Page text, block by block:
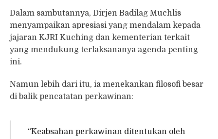
Dalam sambutannya, Dirjen Badilag Muchlis
menyampaikan apresiasi yang mendalam kepada
jajaran KJRI Kuching dan kementerian terkait
yang mendukung terlaksananya agenda penting
ini.
Namun lebih dari itu, ia menekankan filosofi besar
di balik pencatatan perkawinan:
“Keabsahan perkawinan ditentukan oleh